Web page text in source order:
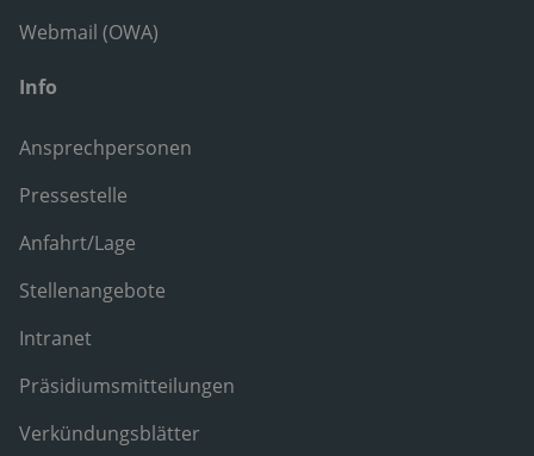
Webmail (OWA)
Info
Ansprechpersonen
Pressestelle
Anfahrt/Lage
Stellenangebote
Intranet
Präsidiumsmitteilungen
Verkündungsblätter